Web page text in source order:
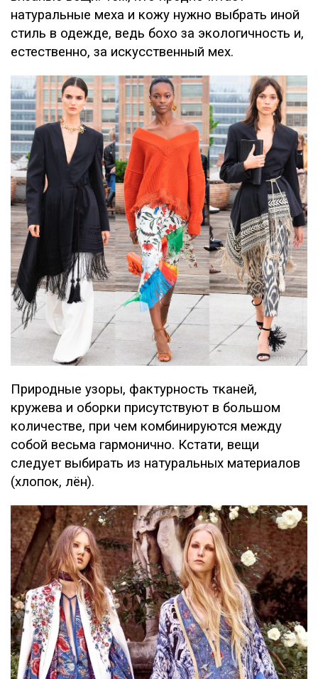
натуральные меха и кожу нужно выбрать иной
стиль в одежде, ведь бохо за экологичность и,
естественно, за искусственный мех.
Природные узоры, фактурность тканей,
кружева и оборки присутствуют в большом
количестве, при чем комбинируются между
собой весьма гармонично. Кстати, вещи
следует выбирать из натуральных материалов
(хлопок, лён).